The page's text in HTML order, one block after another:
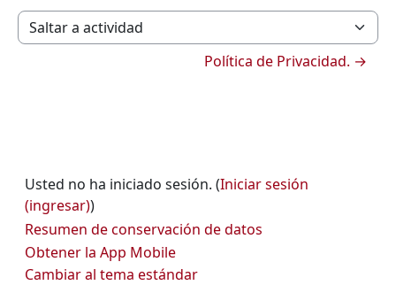
Saltar a actividad
Política de Privacidad. →
Usted no ha iniciado sesión. (Iniciar sesión
(ingresar))
Resumen de conservación de datos
Obtener la App Mobile
Cambiar al tema estándar